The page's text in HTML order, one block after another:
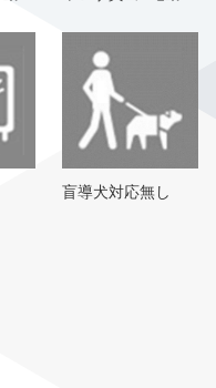
盲導犬対応無し